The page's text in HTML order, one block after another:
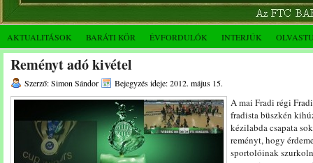
AKTUALITÁSOK BARÁTI KÖR ÉVFORDULÓK INTERJÚK
Reményt adó kivétel
Szerző: Simon Sándor Bejegyzés ideje: 2012. május 15.
A mai Fradi régi
fradista büszkén
kézilabda csapata
reményt, hogy
sportolóinak